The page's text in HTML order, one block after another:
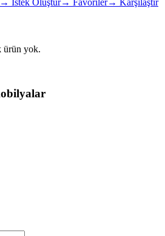
→ İstek Oluştur→ Favoriler→ Karşılaştır
ürün yok.